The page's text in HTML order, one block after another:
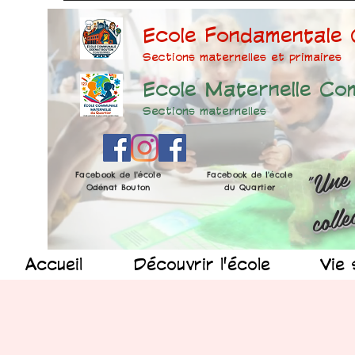
Ecole Fondamentale
Sections maternelles et primaires
Ecole Maternelle
Sections maternelles
Facebook de l'école
Odénat Bouton
Facebook de l'école
du Quartier
Accueil Découvrir l'école Vie